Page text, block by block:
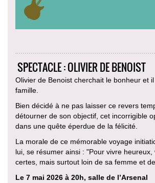
SPECTACLE : OLIVIER DE BENOIST
Olivier de Benoist cherchait le bonheur et
famille.
Bien décidé à ne pas laisser ce revers
détourner de son objectif, cet incorrigible
dans une quête éperdue de la félicité.
La morale de ce mémorable voyage
lui, se résumer ainsi : "Pour vivre heureux,
certes, mais surtout loin de sa femme et
Le 7 mai 2026 à 20h, salle de l’Arsenal